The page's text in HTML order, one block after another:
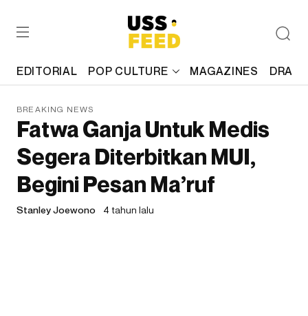
EDITORIAL POP CULTURE MAGAZINES
BREAKING NEWS
Fatwa Ganja Untuk Medis
Segera Diterbitkan MUI,
Begini Pesan Ma’ruf
Stanley Joewono 4 tahun lalu